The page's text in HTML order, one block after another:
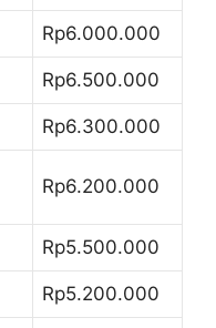
Rp6.000.000
Rp6.500.000
Rp6.300.000
Rp6.200.000
Rp5.500.000
Rp5.200.000